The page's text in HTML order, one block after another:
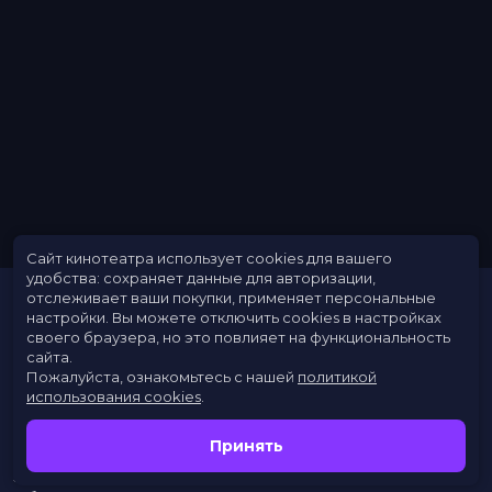
Расписание
Скоро в кино
Заведения
Сайт кинотеатра использует cookies для вашего
удобства: сохраняет данные для авторизации,
отслеживает ваши покупки, применяет персональные
настройки. Вы можете отключить cookies в настройках
своего браузера, но это повлияет на функциональность
сайта.
Пожалуйста, ознакомьтесь с нашей политикой
использования cookies
Принять